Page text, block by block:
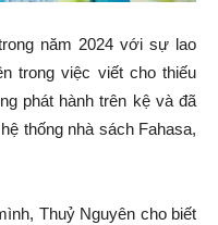
năm 2024 với sự lao
trong việc viết cho thiếu
phát hành trên kệ và đã
thống nhà sách Fahasa,
Thuỷ Nguyên cho biết